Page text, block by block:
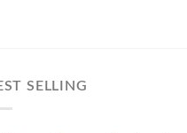
SELLING